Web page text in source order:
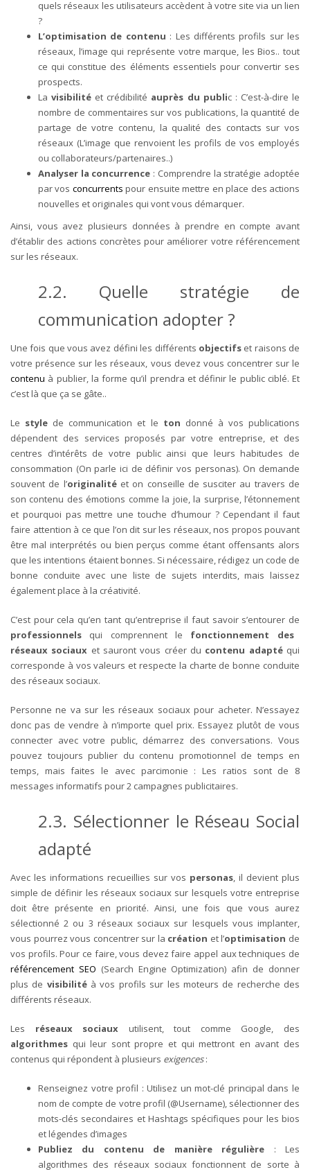
quels réseaux les utilisateurs accèdent à votre site via un lien
?
L’optimisation de contenu : Les différents profils sur les
réseaux, l’image qui représente votre marque, les Bios.. tout
ce qui constitue des éléments essentiels pour convertir ses
prospects.
Lavisibilité et crédibilité auprès du public : C’est-à-dire le
nombre de commentaires sur vos publications, la quantité de
partage de votre contenu, la qualité des contacts sur vos
réseaux (L’image que renvoient les profils de vos employés
ou collaborateurs/partenaires..)
Analyser la concurrence : Comprendre la stratégie adoptée
par vos concurrents pour ensuite mettre en place des actions
nouvelles et originales qui vont vous démarquer.
Ainsi, vous avez plusieurs données à prendre en compte avant
d’établir des actions concrètes pour améliorer votre référencement
sur les réseaux.
2.2. Quelle stratégie de
communication adopter ?
Une fois que vous avez défini les différents objectifset raisons de
votre présence sur les réseaux, vous devez vous concentrer sur le
contenu à publier, la forme qu’il prendra et définir le public ciblé. Et
c’est là que ça se gâte..
Le style de communication et le ton donné à vos publications
dépendent des services proposés par votre entreprise, et des
centres d’intérêts de votre public ainsi que leurs habitudes de
consommation (On parle ici de définir vos personas). On demande
souvent de l’originalitéet on conseille de susciter au travers de
son contenu des émotions comme la joie, la surprise, l’étonnement
et pourquoi pas mettre une touche d’humour ? Cependant il faut
faire attention à ce que l’on dit sur les réseaux, nos propos pouvant
être mal interprétés ou bien perçus comme étant offensants alors
que les intentions étaient bonnes. Si nécessaire, rédigez un code de
bonne conduite avec une liste de sujets interdits, mais laissez
également place à la créativité.
C’est pour cela qu’en tant qu’entreprise il faut savoir s’entourer de
professionnels qui comprennent le fonctionnement des
réseaux sociaux et sauront vous créer du contenu adaptéqui
corresponde à vos valeurs et respecte la charte de bonne conduite
des réseaux sociaux.
Personne ne va sur les réseaux sociaux pour acheter. N’essayez
donc pas de vendre à n’importe quel prix. Essayez plutôt de vous
connecter avec votre public, démarrez des conversations. Vous
pouvez toujours publier du contenu promotionnel de temps en
temps, mais faites le avec parcimonie : Les ratios sont de 8
messages informatifs pour 2 campagnes publicitaires.
2.3. Sélectionner le Réseau Social
adapté
Avec les informations recueillies sur vos personas , il devient plus
simple de définir les réseaux sociaux sur lesquels votre entreprise
doit être présente en priorité. Ainsi, une fois que vous aurez
sélectionné 2 ou 3 réseaux sociaux sur lesquels vous implanter,
vous pourrez vous concentrer sur la création et l’optimisation de
vos profils.Pour ce faire, vous devez faire appel aux techniques de
référencement SEO (Search Engine Optimization) afin de donner
plus de visibilité à vos profils sur les moteurs de recherche des
différents réseaux.
Les réseaux sociaux utilisent, tout comme Google, des
algorithmes qui leur sont propre et qui mettront en avant des
contenus qui répondent à plusieurs exigences:
Renseignez votre profil : Utilisez un mot-clé principal dans le
nom de compte de votre profil (@Username), sélectionner des
mots-clés secondaires et Hashtags spécifiques pour les bios
et légendes d’images
Publiez du contenu de manière régulière : Les
algorithmes des réseaux sociaux fonctionnent de sorte à